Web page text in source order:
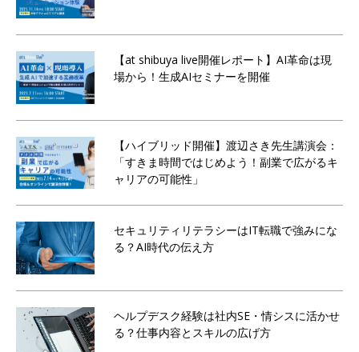
【at shibuya live開催レポート】AI革命は現
場から！生成AIセミナーを開催
【ハイブリッド開催】渡辺さき先生講演会：
「すきま時間ではじめよう！副業で広がるキ
ャリアの可能性」
セキュリティリテラシーはIT転職で強みにな
る？AI時代の伝え方
ヘルプデスク経験は社内SE・情シスに活かせ
る？仕事内容とスキルの広げ方